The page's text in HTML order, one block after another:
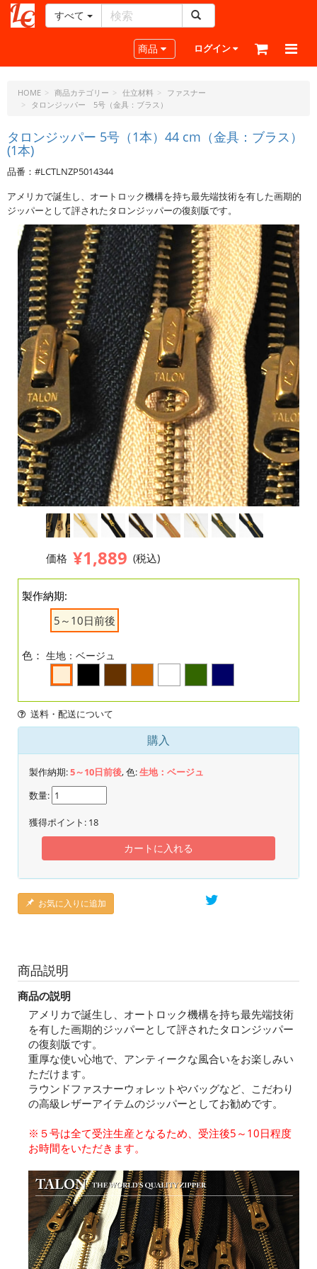
ー
ラ
フ
ド
ッ
ト・
ェ
ー
ピ
ー
すべて
Toggle navigation
商品 ログイン
HOME 商品カテゴリー 仕立材料
ファスナー
タロンジッパー 5号（金具：ブラス）
タロンジッパー 5号（1本）44 cm（金具：ブラス）
(1本)
品番：#LCTLNZP5014344
アメリカで誕生し、オートロック機構を持ち最先端技術を有した画期的
ジッパーとして評されたタロンジッパーの復刻版です。
価格 ¥1,889 (税込)
製作納期:
5～10日前後
色： 生地：ベージュ
送料・配送について
購入
製作納期:5～10日前後, 色:生地：ベージュ
数量:
獲得ポイント: 18
カートに入れる
お気に入りに追加
商品説明
商品の説明
アメリカで誕生し、オートロック機構を持ち最先端技術
を有した画期的ジッパーとして評されたタロンジッパー
の復刻版です。
重厚な使い心地で、アンティークな風合いをお楽しみい
ただけます。
ラウンドファスナーウォレットやバッグなど、こだわり
の高級レザーアイテムのジッパーとしてお勧めです。
※５号は全て受注生産となるため、受注後5～10日程度
お時間をいただきます。